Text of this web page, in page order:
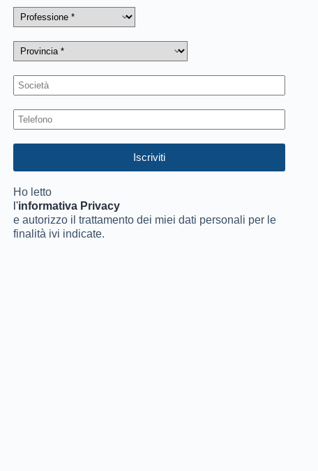
Ho letto
l'informativa Privacy
e autorizzo il trattamento dei miei dati personali per le
finalità ivi indicate.